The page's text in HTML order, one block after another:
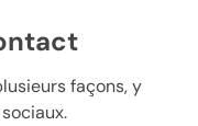
façons, y